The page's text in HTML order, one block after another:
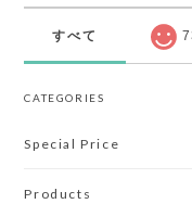
すべて
CATEGORIES
Special Price
Products